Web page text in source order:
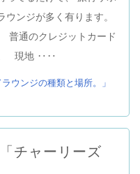
ンジが多く有ります。
普通のクレジットカード
。 現地 ‥‥
ウンジの種類と場所。」
チャーリーズ